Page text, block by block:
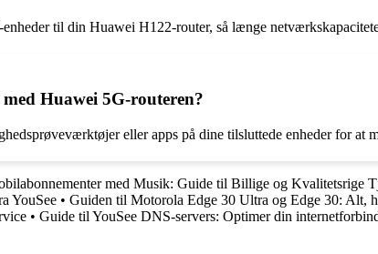
til din Huawei H122-router, så længe
Huawei 5G-routeren?
eller apps på dine tilsluttede enheder for at
med Musik: Guide til Billige og Kvalitetsrige
YouSee • Guiden til Motorola Edge 30 Ultra og Edge 30: Alt,
• Guide til YouSee DNS-servers: Optimer din